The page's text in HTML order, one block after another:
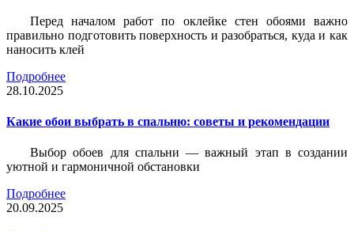
Перед началом работ по оклейке стен обоями важно
правильно подготовить поверхность и разобраться, куда и как
наносить клей
Подробнее
28.10.2025
Какие обои выбрать в спальню: советы и рекомендации
Выбор обоев для спальни — важный этап в создании
уютной и гармоничной обстановки
Подробнее
20.09.2025